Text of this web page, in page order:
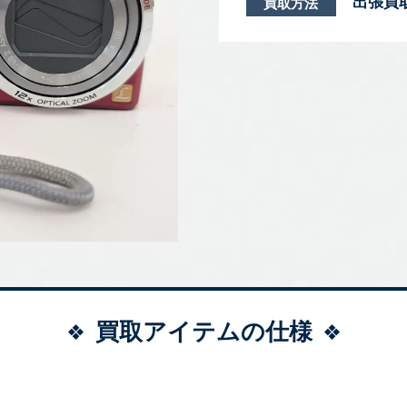
買取方法
買取アイテムの仕様